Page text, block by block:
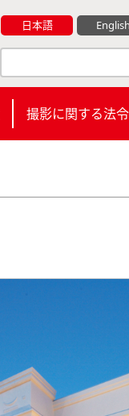
日本語 English
撮影に関する法